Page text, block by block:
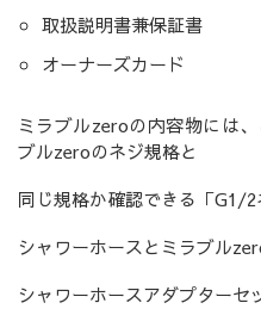
取扱説明書兼保証書
オーナーズカード
ミラブルzeroの内容物には
ブルzeroのネジ規格と
同じ規格か確認できる「G1/
シャワーホースとミラブル
シャワーホースアダプターセ